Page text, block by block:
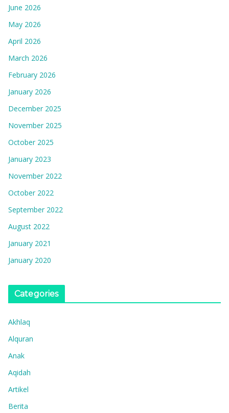
June 2026
May 2026
April 2026
March 2026
February 2026
January 2026
December 2025
November 2025
October 2025
January 2023
November 2022
October 2022
September 2022
August 2022
January 2021
January 2020
Categories
Akhlaq
Alquran
Anak
Aqidah
Artikel
Berita